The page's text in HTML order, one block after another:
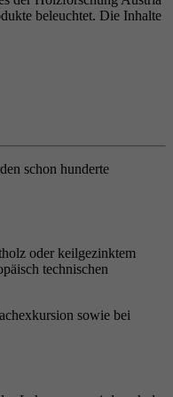
beleuchtet. Die Inhalte
schon hunderte
oder keilgezinktem
technischen
sowie bei